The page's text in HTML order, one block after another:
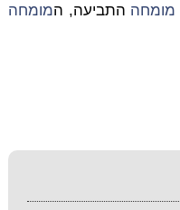
מומחה התביעה, המומחה